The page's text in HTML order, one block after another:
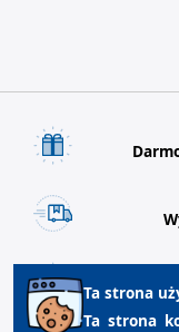
Ta strona
Ta strona